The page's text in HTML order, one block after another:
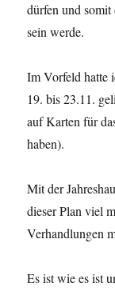
dürfen und
sein werde.
Im Vorfeld hatte
19. bis 23.11.
auf Karten für
haben).
Mit der
dieser Plan viel
Verhandlungen
Es ist wie es ist